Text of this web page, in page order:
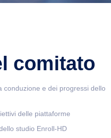
comitato
conduzione e dei progressi dello
delle piattaforme
studio Enroll-HD